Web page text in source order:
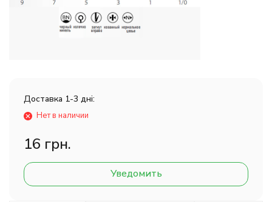
Доставка 1-3 дні:
Нет в наличии
16 грн.
Уведомить